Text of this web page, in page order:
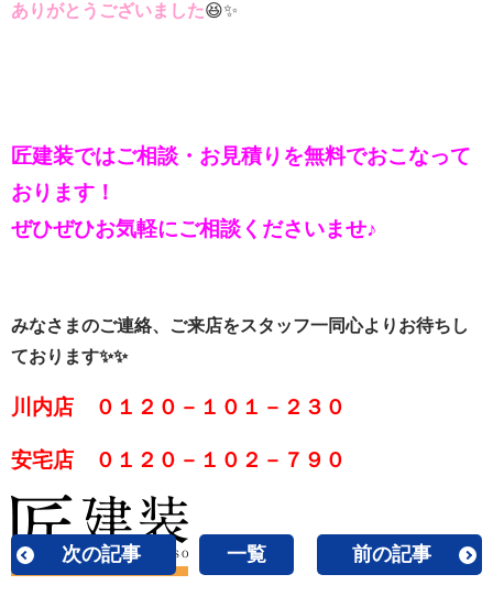
ありがとうございました😆✨
匠建装ではご相談・お見積りを無料でおこなって
おります！
ぜひぜひお気軽にご相談くださいませ♪
みなさまのご連絡、ご来店をスタッフ一同心よりお待ちし
ております✨✨
川内店 ０１２０－１０１－２３０
安宅店 ０１２０－１０２－７９０
次の記事 一覧 前の記事